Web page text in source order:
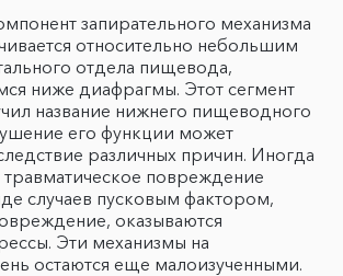
запирательного механизма
относительно небольшим
отдела пищевода,
ниже диафрагмы. Этот сегмент
название нижнего пищеводного
его функции может
различных причин. Иногда
повреждение
случаев пусковым фактором,
оказываются
Эти механизмы на
остаются еще малоизученными.